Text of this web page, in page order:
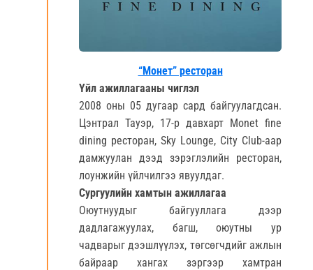
“Монет” ресторан
Үйл ажиллагааны чиглэл
2008 оны 05 дугаар сард байгуулагдсан.
Цэнтрал Тауэр, 17-р давхарт Monet fine
dining ресторан, Sky Lounge, City Club-аар
дамжуулан дээд зэрэглэлийн ресторан,
лоунжийн үйлчилгээ явуулдаг.
Сургуулийн хамтын ажиллагаа
Оюутнуудыг байгууллага дээр
дадлагажуулах, багш, оюутны ур
чадварыг дээшлүүлэх, төгсөгчдийг ажлын
байраар хангах зэргээр хамтран